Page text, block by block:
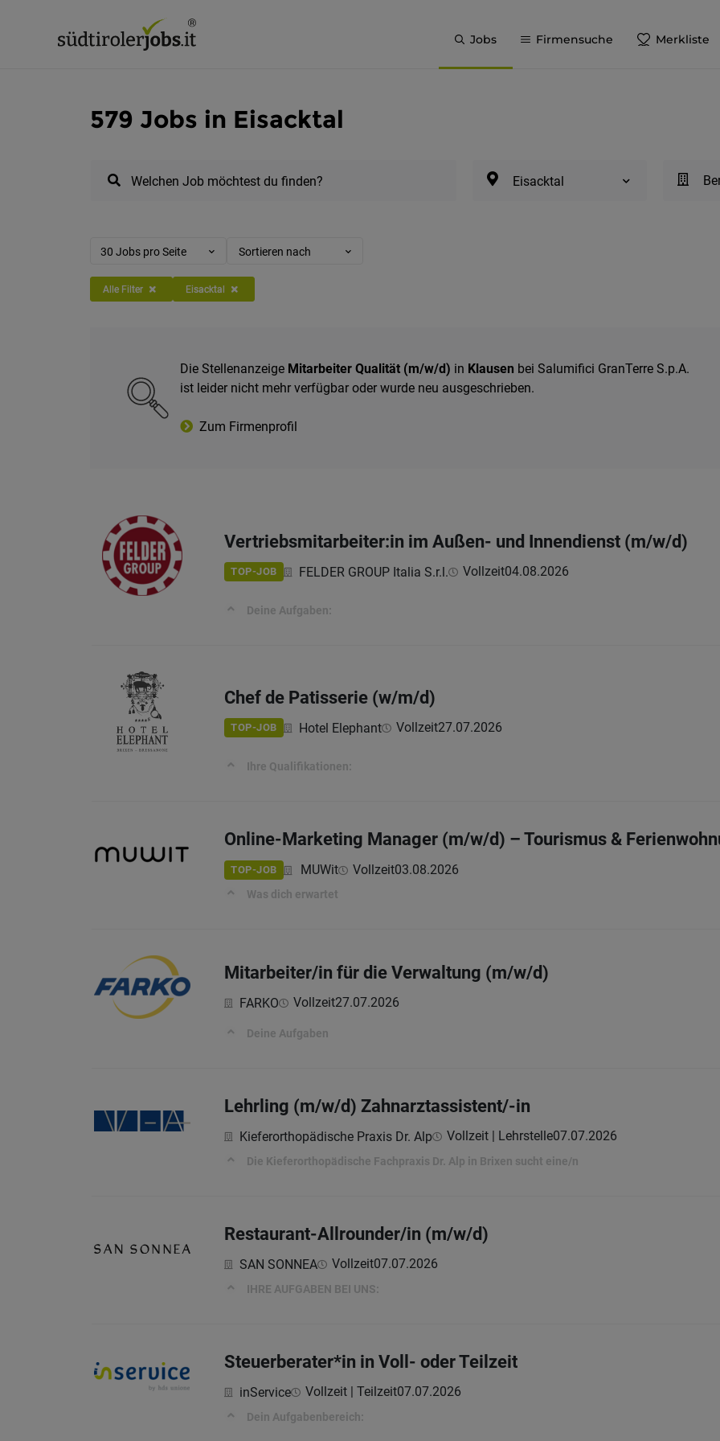
Jobs Firmensuche Merkliste
579 Jobs in Eisacktal
Welchen Job möchtest du finden? Eisacktal
30 Jobs pro Seite Sortieren nach
Alle Filter Eisacktal
Die Stellenanzeige Mitarbeiter Qualität (m/w/d) in Klausen bei Salumifici GranTerre S.p.A.
ist leider nicht mehr verfügbar oder wurde neu ausgeschrieben.
Zum Firmenprofil
Vertriebsmitarbeiter:in im Außen- und Innendienst (m/w/d)
TOP-JOB FELDER GROUP Italia S.r.l. Vollzeit04.08.2026
Deine Aufgaben:
Chef de Patisserie (w/m/d)
TOP-JOB Hotel Elephant Vollzeit27.07.2026
Ihre Qualifikationen:
Online-Marketing Manager (m/w/d) – Tourismus &
TOP-JOB MUWit Vollzeit03.08.2026
Was dich erwartet
Mitarbeiter/in für die Verwaltung (m/w/d)
FARKO Vollzeit27.07.2026
Deine Aufgaben
Lehrling (m/w/d) Zahnarztassistent/-in
Kieferorthopädische Praxis Dr. Alp Vollzeit | Lehrstelle07.07.2026
Die Kieferorthopädische Fachpraxis Dr. Alp in Brixen sucht eine/n
Restaurant-Allrounder/in (m/w/d)
SAN SONNEA Vollzeit07.07.2026
IHRE AUFGABEN BEI UNS:
Steuerberater*in in Voll- oder Teilzeit
inService Vollzeit | Teilzeit07.07.2026
Dein Aufgabenbereich: